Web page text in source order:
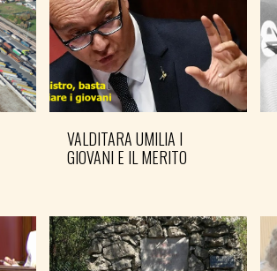
VALDITARA UMILIA I
GIOVANI E IL MERITO